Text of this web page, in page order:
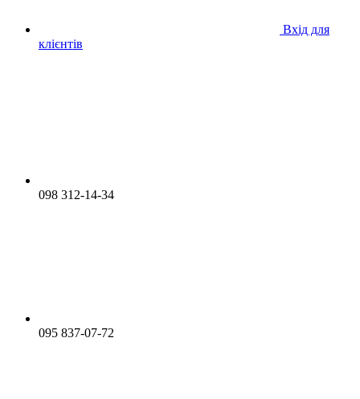
Вхід для
клієнтів
098 312-14-34
095 837-07-72